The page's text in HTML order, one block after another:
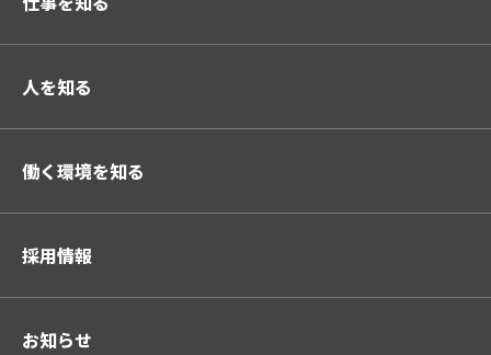
人を知る
働く環境を知る
採用情報
お知らせ